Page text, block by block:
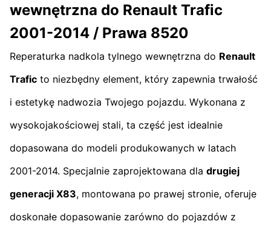
wewnętrzna do Renault Trafic
2001-2014 / Prawa 8520
Reperaturka nadkola tylnego wewnętrzna do Renault
Trafic to niezbędny element, który zapewnia trwałość
i estetykę nadwozia Twojego pojazdu. Wykonana z
wysokojakościowej stali, ta część jest idealnie
dopasowana do modeli produkowanych w latach
2001-2014. Specjalnie zaprojektowana dla drugiej
generacji X83, montowana po prawej stronie, oferuje
doskonałe dopasowanie zarówno do pojazdów z